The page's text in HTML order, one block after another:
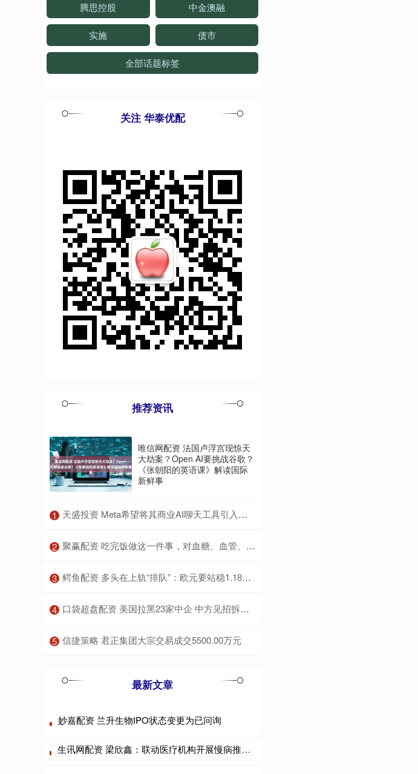
腾思控股 中金澳融
实施 债市
全部话题标签
关注 华泰优配
推荐资讯
唯信网配资 法国卢浮宫现惊天
大劫案？Open AI要挑战谷歌？
《张朝阳的英语课》解读国际
新鲜事
1 ​天盛投资 Meta希望将其商业AI聊天工具引入第三方网站
2 ​聚赢配资 吃完饭做这一件事，对血糖、血管、体重都好
3 ​鳄鱼配资 多头在上轨“排队”：欧元要站稳1.18，缺的只是临门催化？
4 ​口袋超盘配资 美国拉黑23家中企 中方见招拆招 经贸博弈升级
5 ​信捷策略 君正集团大宗交易成交5500.00万元
最新文章
妙嘉配资 兰升生物IPO状态变更为已问询
生讯网配资 梁欣鑫：联动医疗机构开展慢病推广与全流程健康管理